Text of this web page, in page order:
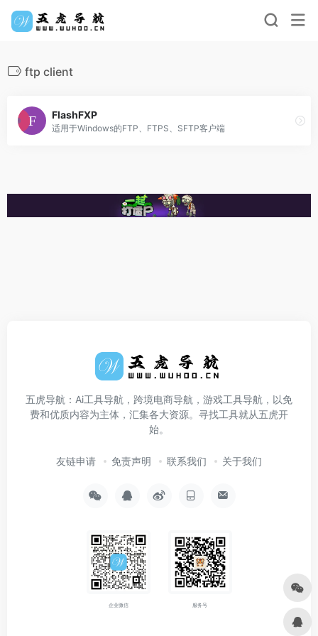
ftp client
FlashFXP
适用于Windows的FTP、FTPS、SFTP客户端
五虎导航：Ai工具导航，跨境电商导航，游戏工具导航，以免
费和优质内容为主体，汇集各大资源。寻找工具就从五虎开
始。
友链申请 免责声明 联系我们 关于我们
企业微信 服务号